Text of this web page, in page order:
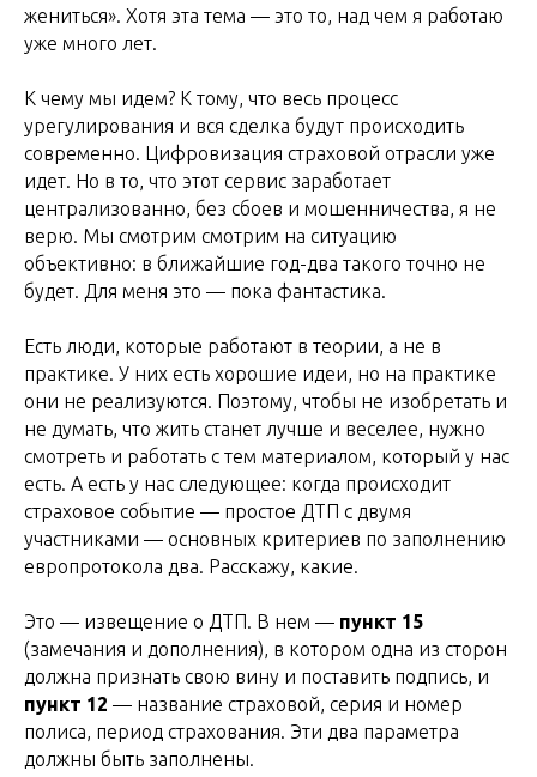
жениться». Хотя эта тема — это то, над чем я работаю
уже много лет.
К чему мы идем? К тому, что весь процесс
урегулирования и вся сделка будут происходить
современно. Цифровизация страховой отрасли уже
идет. Но в то, что этот сервис заработает
централизованно, без сбоев и мошенничества, я не
верю. Мы смотрим смотрим на ситуацию
объективно: в ближайшие год-два такого точно не
будет. Для меня это — пока фантастика.
Есть люди, которые работают в теории, а не в
практике. У них есть хорошие идеи, но на практике
они не реализуются. Поэтому, чтобы не изобретать и
не думать, что жить станет лучше и веселее, нужно
смотреть и работать с тем материалом, который у нас
есть. А есть у нас следующее: когда происходит
страховое событие — простое ДТП с двумя
участниками — основных критериев по заполнению
европротокола два. Расскажу, какие.
Это — извещение о ДТП. В нем — пункт 15
(замечания и дополнения), в котором одна из сторон
должна признать свою вину и поставить подпись, и
пункт 12 — название страховой, серия и номер
полиса, период страхования. Эти два параметра
должны быть заполнены.